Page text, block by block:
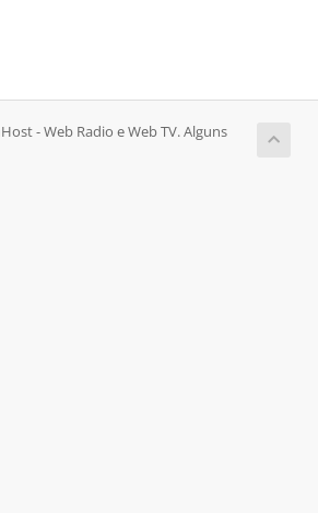
- Web Radio e Web TV. Alguns